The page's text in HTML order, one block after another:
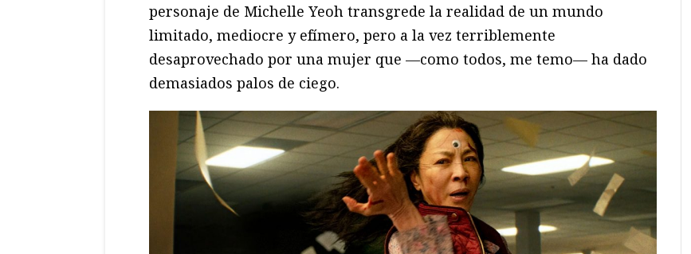
personaje de Michelle Yeoh transgrede la realidad de un mundo
limitado, mediocre y efímero, pero a la vez terriblemente
desaprovechado por una mujer que —como todos, me temo— ha dado
demasiados palos de ciego.